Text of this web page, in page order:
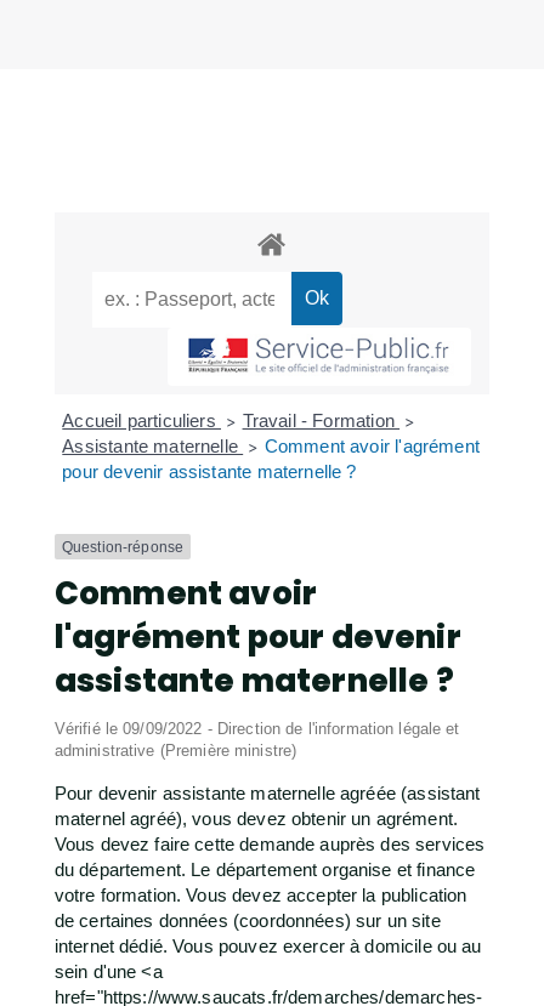
Accueil particuliers > Travail - Formation >
Assistante maternelle > Comment avoir l'agrément
pour devenir assistante maternelle ?
Question-réponse
Comment avoir
l'agrément pour devenir
assistante maternelle ?
Vérifié le 09/09/2022 - Direction de l'information légale et
administrative (Première ministre)
Pour devenir assistante maternelle agréée (assistant
maternel agréé), vous devez obtenir un agrément.
Vous devez faire cette demande auprès des services
du département. Le département organise et finance
votre formation. Vous devez accepter la publication
de certaines données (coordonnées) sur un site
internet dédié. Vous pouvez exercer à domicile ou au
sein d'une <a
href="https://www.saucats.fr/demarches/demarches-